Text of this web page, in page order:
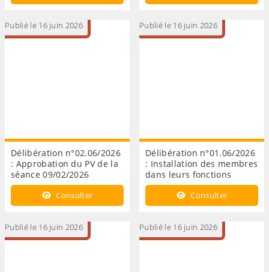
Publié le 16 juin 2026
Délibération n°02.06/2026
: Approbation du PV de la
séance 09/02/2026
Consulter
Publié le 16 juin 2026
Délibération n°01.06/2026
: Installation des membres
dans leurs fonctions
Consulter
Publié le 16 juin 2026 Publié le 16 juin 2026